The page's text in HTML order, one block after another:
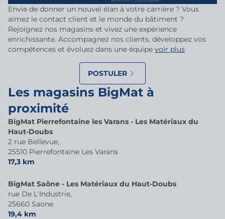
Envie de donner un nouvel élan à votre carrière ? Vous
aimez le contact client et le monde du bâtiment ?
Rejoignez nos magasins et vivez une expérience
enrichissante. Accompagnez nos clients, développez vos
compétences et évoluez dans une équipe voir plus
POSTULER
Les magasins BigMat à
proximité
BigMat Pierrefontaine les Varans - Les Matériaux du
Haut-Doubs
2 rue Bellevue,
25510 Pierrefontaine Les Varans
17,3 km
BigMat Saône - Les Matériaux du Haut-Doubs
rue De L'Industrie,
25660 Saone
19,4 km